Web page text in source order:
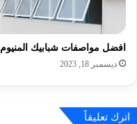
افضل مواصفات شبابيك المنيوم
ديسمبر 18, 2023
اترك تعليقاً